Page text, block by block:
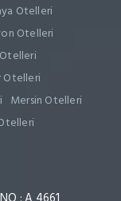
Otelleri
Otelleri
Otelleri
Mersin Otelleri